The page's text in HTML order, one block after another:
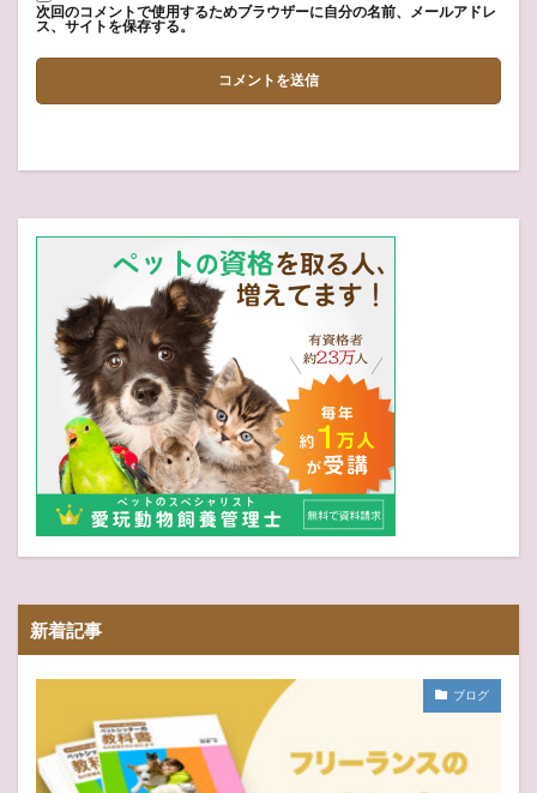
次回のコメントで使用するためブラウザーに自分の名前、メールアドレ
ス、サイトを保存する。
新着記事
ブログ